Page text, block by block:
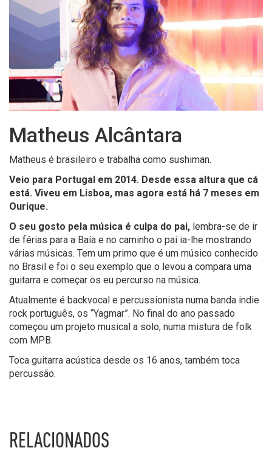
Matheus Alcântara
Matheus é brasileiro e trabalha como sushiman.
Veio para Portugal em 2014. Desde essa altura que cá
está. Viveu em Lisboa, mas agora está há 7 meses em
Ourique.
O seu gosto pela música é culpa do pai, lembra-se de ir
de férias para a Baía e no caminho o pai ia-lhe mostrando
várias músicas. Tem um primo que é um músico conhecido
no Brasil e foi o seu exemplo que o levou a compara uma
guitarra e começar os eu percurso na música.
Atualmente é backvocal e percussionista numa banda indie
rock português, os “Yagmar”. No final do ano passado
começou um projeto musical a solo, numa mistura de folk
com MPB.
Toca guitarra acústica desde os 16 anos, também toca
percussão.
RELACIONADOS